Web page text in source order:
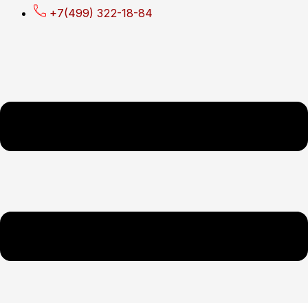
+7(499) 322-18-84